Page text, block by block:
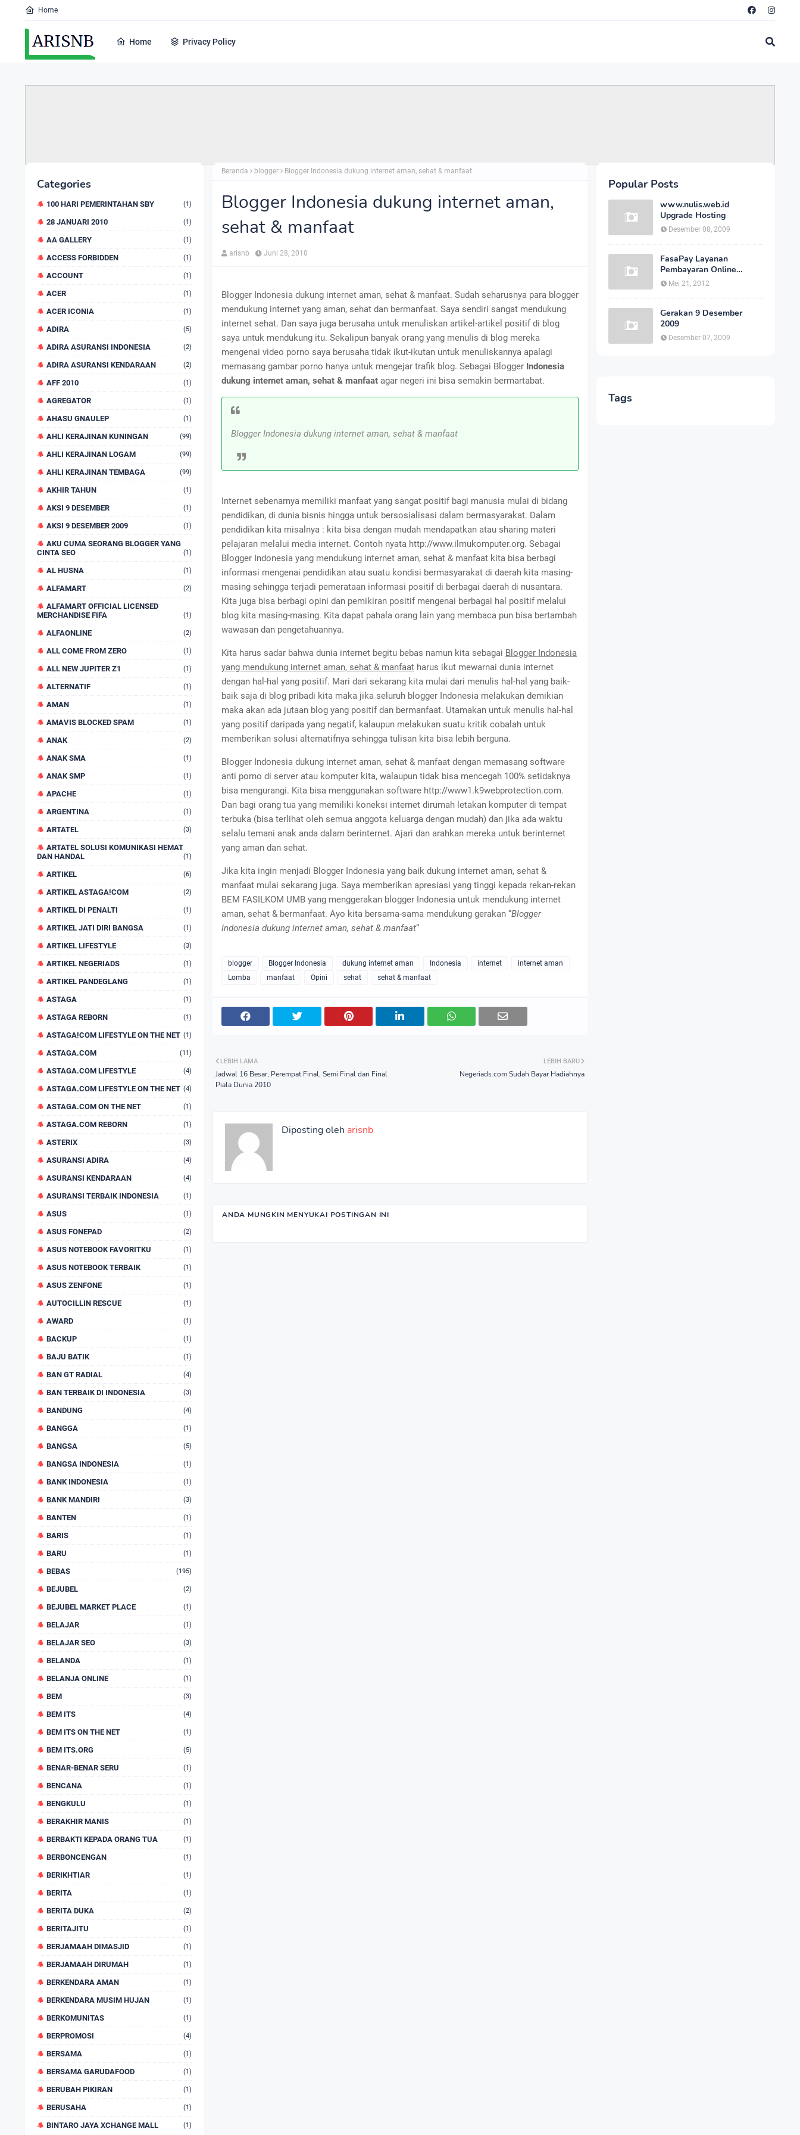
Home
Home Privacy Policy
Categories
100 HARI PEMERINTAHAN SBY (1)
28 JANUARI 2010 (1)
AA GALLERY (1)
ACCESS FORBIDDEN (1)
ACCOUNT (1)
ACER (1)
ACER ICONIA (1)
ADIRA (5)
ADIRA ASURANSI INDONESIA (2)
ADIRA ASURANSI KENDARAAN (2)
AFF 2010 (1)
AGREGATOR (1)
AHASU GNAULEP (1)
AHLI KERAJINAN KUNINGAN (99)
AHLI KERAJINAN LOGAM (99)
AHLI KERAJINAN TEMBAGA (99)
AKHIR TAHUN (1)
AKSI 9 DESEMBER (1)
AKSI 9 DESEMBER 2009 (1)
AKU CUMA SEORANG BLOGGER YANG
CINTA SEO
(1)
AL HUSNA (1)
ALFAMART (2)
ALFAMART OFFICIAL LICENSED
MERCHANDISE FIFA
(1)
ALFAONLINE (2)
ALL COME FROM ZERO (1)
ALL NEW JUPITER Z1 (1)
ALTERNATIF (1)
AMAN (1)
AMAVIS BLOCKED SPAM (1)
ANAK (2)
ANAK SMA (1)
ANAK SMP (1)
APACHE (1)
ARGENTINA (1)
ARTATEL (3)
ARTATEL SOLUSI KOMUNIKASI HEMAT
DAN HANDAL
(1)
ARTIKEL (6)
ARTIKEL ASTAGA!COM (2)
ARTIKEL DI PENALTI (1)
ARTIKEL JATI DIRI BANGSA (1)
ARTIKEL LIFESTYLE (3)
ARTIKEL NEGERIADS (1)
ARTIKEL PANDEGLANG (1)
ASTAGA (1)
ASTAGA REBORN (1)
ASTAGA!COM LIFESTYLE ON THE NET (1)
ASTAGA.COM (11)
ASTAGA.COM LIFESTYLE (4)
ASTAGA.COM LIFESTYLE ON THE NET (4)
ASTAGA.COM ON THE NET (1)
ASTAGA.COM REBORN (1)
ASTERIX (3)
ASURANSI ADIRA (4)
ASURANSI KENDARAAN (4)
ASURANSI TERBAIK INDONESIA (1)
ASUS (1)
ASUS FONEPAD (2)
ASUS NOTEBOOK FAVORITKU (1)
ASUS NOTEBOOK TERBAIK (1)
ASUS ZENFONE (1)
AUTOCILLIN RESCUE (1)
AWARD (1)
BACKUP (1)
BAJU BATIK (1)
BAN GT RADIAL (4)
BAN TERBAIK DI INDONESIA (3)
BANDUNG (4)
BANGGA (1)
BANGSA (5)
BANGSA INDONESIA (1)
BANK INDONESIA (1)
BANK MANDIRI (3)
BANTEN (1)
BARIS (1)
BARU (1)
BEBAS (195)
BEJUBEL (2)
BEJUBEL MARKET PLACE (1)
BELAJAR (1)
BELAJAR SEO (3)
BELANDA (1)
BELANJA ONLINE (1)
BEM (3)
BEM ITS (4)
BEM ITS ON THE NET (1)
BEM ITS.ORG (5)
BENAR-BENAR SERU (1)
BENCANA (1)
BENGKULU (1)
BERAKHIR MANIS (1)
BERBAKTI KEPADA ORANG TUA (1)
BERBONCENGAN (1)
BERIKHTIAR (1)
BERITA (1)
BERITA DUKA (2)
BERITAJITU (1)
BERJAMAAH DIMASJID (1)
BERJAMAAH DIRUMAH (1)
BERKENDARA AMAN (1)
BERKENDARA MUSIM HUJAN (1)
BERKOMUNITAS (1)
BERPROMOSI (4)
BERSAMA (1)
BERSAMA GARUDAFOOD (1)
BERUBAH PIKIRAN (1)
BERUSAHA (1)
BINTARO JAYA XCHANGE MALL (1)
Beranda blogger Blogger Indonesia dukung internet aman, sehat & manfaat
Blogger Indonesia dukung internet aman,
sehat & manfaat
arisnb Juni 28, 2010
Blogger Indonesia dukung internet aman, sehat & manfaat. Sudah seharusnya para blogger
mendukung internet yang aman, sehat dan bermanfaat. Saya sendiri sangat mendukung
internet sehat. Dan saya juga berusaha untuk menuliskan artikel-artikel positif di blog
saya untuk mendukung itu. Sekalipun banyak orang yang menulis di blog mereka
mengenai video porno saya berusaha tidak ikut-ikutan untuk menuliskannya apalagi
memasang gambar porno hanya untuk mengejar trafik blog. Sebagai Blogger Indonesia
dukung internet aman, sehat & manfaat agar negeri ini bisa semakin bermartabat.
Blogger Indonesia dukung internet aman, sehat & manfaat
Internet sebenarnya memiliki manfaat yang sangat positif bagi manusia mulai di bidang
pendidikan, di dunia bisnis hingga untuk bersosialisasi dalam bermasyarakat. Dalam
pendidikan kita misalnya : kita bisa dengan mudah mendapatkan atau sharing materi
pelajaran melalui media internet. Contoh nyata http://www.ilmukomputer.org. Sebagai
Blogger Indonesia yang mendukung internet aman, sehat & manfaat kita bisa berbagi
informasi mengenai pendidikan atau suatu kondisi bermasyarakat di daerah kita masing-
masing sehingga terjadi pemerataan informasi positif di berbagai daerah di nusantara.
Kita juga bisa berbagi opini dan pemikiran positif mengenai berbagai hal positif melalui
blog kita masing-masing. Kita dapat pahala orang lain yang membaca pun bisa bertambah
wawasan dan pengetahuannya.
Kita harus sadar bahwa dunia internet begitu bebas namun kita sebagai Blogger Indonesia
yang mendukung internet aman, sehat & manfaat harus ikut mewarnai dunia internet
dengan hal-hal yang positif. Mari dari sekarang kita mulai dari menulis hal-hal yang baik-
baik saja di blog pribadi kita maka jika seluruh blogger Indonesia melakukan demikian
maka akan ada jutaan blog yang positif dan bermanfaat. Utamakan untuk menulis hal-hal
yang positif daripada yang negatif, kalaupun melakukan suatu kritik cobalah untuk
memberikan solusi alternatifnya sehingga tulisan kita bisa lebih berguna.
Blogger Indonesia dukung internet aman, sehat & manfaat dengan memasang software
anti porno di server atau komputer kita, walaupun tidak bisa mencegah 100% setidaknya
bisa mengurangi. Kita bisa menggunakan software http://www1.k9webprotection.com.
Dan bagi orang tua yang memiliki koneksi internet dirumah letakan komputer di tempat
terbuka (bisa terlihat oleh semua anggota keluarga dengan mudah) dan jika ada waktu
selalu temani anak anda dalam berinternet. Ajari dan arahkan mereka untuk berinternet
yang aman dan sehat.
Jika kita ingin menjadi Blogger Indonesia yang baik dukung internet aman, sehat &
manfaat mulai sekarang juga. Saya memberikan apresiasi yang tinggi kepada rekan-rekan
BEM FASILKOM UMB yang menggerakan blogger Indonesia untuk mendukung internet
aman, sehat & bermanfaat. Ayo kita bersama-sama mendukung gerakan “Blogger
Indonesia dukung internet aman, sehat & manfaat“
blogger Blogger Indonesia dukung internet aman Indonesia internet
internet aman
Lomba
manfaat Opini sehat sehat & manfaat
LEBIH BARU
Negeriads.com Sudah Bayar Hadiahnya
LEBIH LAMA
Jadwal 16 Besar, Perempat Final, Semi Final dan Final
Piala Dunia 2010
Diposting oleh arisnb
ANDA MUNGKIN MENYUKAI POSTINGAN INI
Popular Posts
www.nulis.web.id
Upgrade Hosting
Desember 08, 2009
FasaPay Layanan
Pembayaran Online
Indonesia Cepat dan
Mei 21, 2012
Gerakan 9 Desember
2009
Desember 07, 2009
Tags